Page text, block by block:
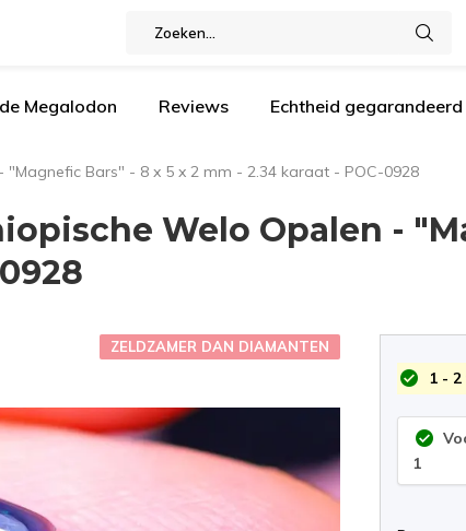
Megalodon Reviews Echtheid gegarandeerd
Bars" - 8 x 5 x 2 mm - 2.34 karaat - POC-0928
Welo Opalen -
ZELDZAMER DAN DIAMANTEN
1 -
1